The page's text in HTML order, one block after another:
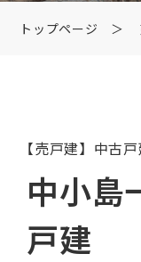
トップページ ＞
【売戸建】中古
中小島
戸建